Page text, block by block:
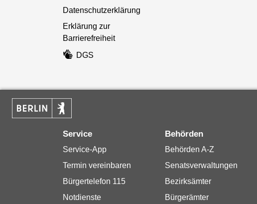
Datenschutzerklärung
Erklärung zur
Barrierefreiheit
DGS
Service
Service-App
Termin vereinbaren
Bürgertelefon 115
Notdienste
Behörden
Behörden A-Z
Senatsverwaltungen
Bezirksämter
Bürgerämter